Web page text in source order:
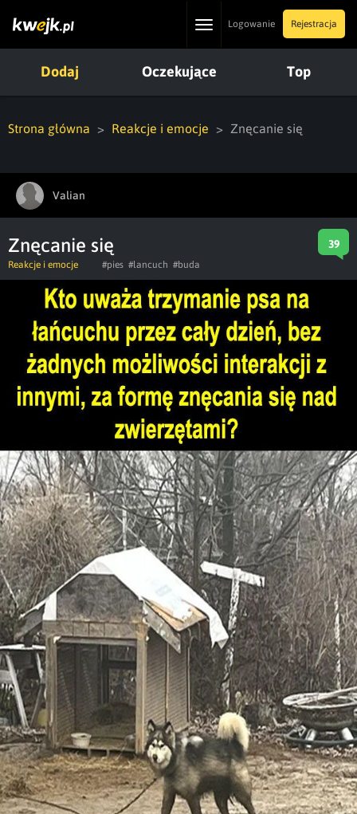
ToggleLogowanie Rejestracja
Dodaj Oczekujące Top
Strona główna Reakcje i emocje Znęcanie się
Valian
Znęcanie się 39
Reakcje i emocje #pies #lancuch #buda